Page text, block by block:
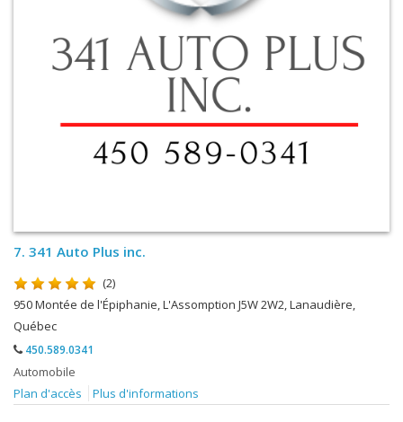
7. 341 Auto Plus inc.
(2)
950 Montée de l'Épiphanie, L'Assomption J5W 2W2, Lanaudière,
Québec
450.589.0341
Automobile
Plan d'accès
Plus d'informations